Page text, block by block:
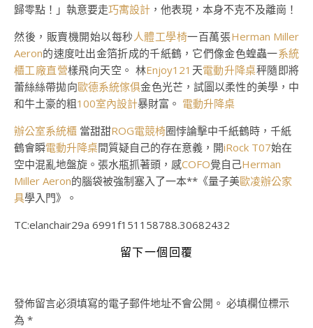
歸零點！」執意要走巧寓設計 ，他表現，本身不克不及離崗！
然後，販賣機開始以每秒人體工學椅一百萬張Herman Miller
Aeron的速度吐出金箔折成的千紙鶴，它們像金色蝗蟲一系統
櫃工廠直營樣飛向天空。 林Enjoy121 天電動升降桌秤隨即將
蕾絲絲帶拋向歐德系統傢俱金色光芒，試圖以柔性的美學，中
和牛土豪的粗100室內設計暴財富。 電動升降桌
辦公室系統櫃 當甜甜ROG電競椅圈悖論擊中千紙鶴時，千紙
鶴會瞬電動升降桌間質疑自己的存在意義，開iRock T07始在
空中混亂地盤旋。張水瓶抓著頭，感COFO覺自己Herman
Miller Aeron的腦袋被強制塞入了一本**《量子美歐凌辦公家
具學入門》。
TC:elanchair29a 6991f151158788.30682432
留下一個回覆
發佈留言必須填寫的電子郵件地址不會公開。 必填欄位標示
為 *